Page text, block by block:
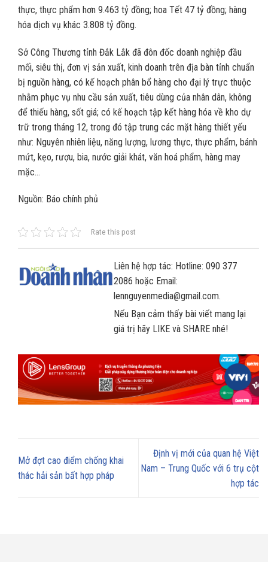
thực, thực phẩm hơn 9.463 tỷ đồng; hoa Tết 47 tỷ đồng; hàng
hóa dịch vụ khác 3.808 tỷ đồng.
Sở Công Thương tỉnh Đắk Lắk đã đôn đốc doanh nghiệp đầu
mối, siêu thị, đơn vị sản xuất, kinh doanh trên địa bàn tỉnh chuẩn
bị nguồn hàng, có kế hoạch phân bổ hàng cho đại lý trực thuộc
nhằm phục vụ nhu cầu sản xuất, tiêu dùng của nhân dân, không
để thiếu hàng, sốt giá; có kế hoạch tập kết hàng hóa về kho dự
trữ trong tháng 12, trong đó tập trung các mặt hàng thiết yếu
như: Nguyên nhiên liệu, năng lượng, lương thực, thực phẩm, bánh
mứt, kẹo, rượu, bia, nước giải khát, văn hoá phẩm, hàng may
mặc…
Nguồn: Báo chính phủ
Rate this post
Liên hệ hợp tác: Hotline: 090 377
2086 hoặc Email:
lennguyenmedia@gmail.com.
Nếu Bạn cảm thấy bài viết mang lại
giá trị hãy LIKE và SHARE nhé!
Mở đợt cao điểm chống khai
thác hải sản bất hợp pháp
Định vị mới của quan hệ Việt
Nam – Trung Quốc với 6 trụ cột
hợp tác